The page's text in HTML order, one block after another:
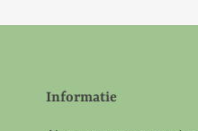
Informatie